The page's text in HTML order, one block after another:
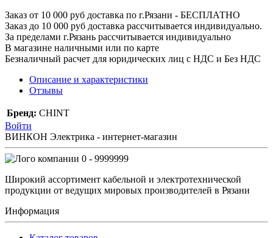
Заказ от 10 000 руб доставка по г.Рязани - БЕСПЛАТНО
Заказ до 10 000 руб доставка рассчитывается индивидуально.
За пределами г.Рязань рассчитывается индивидуально
В магазине наличными или по карте
Безналичный расчет для юридических лиц с НДС и Без НДС
Описание и характеристики
Отзывы
Бренд: CHINT
Войти
ВИНКОН Электрика - интернет-магазин
0 - 9999999
Широкий ассортимент кабельной и электротехнической
продукции от ведущих мировых производителей в Рязани
Информация